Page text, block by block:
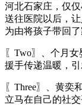
河北石家庄，仅
送往医院以后，
为由将孩子带回
〖Two〗、个月
援手传递温暖，
〖Three〗、黄奕
立马在自己的社